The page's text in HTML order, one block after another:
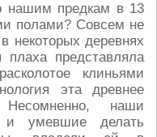
нашим предкам в 13
полами? Совсем не
некоторых деревнях
представляла
клиньями
эта древнее
наши
умевшие делать